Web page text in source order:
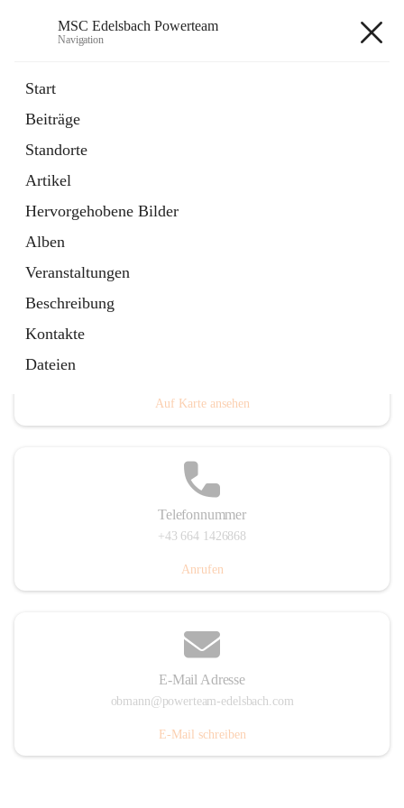
MSC Edelsbach Powerteam
Navigation
Start
Beiträge
Standorte
Artikel
Hervorgehobene Bilder
Alben
Veranstaltungen
Beschreibung
Kontakte
Dateien
Datei
in
Tab
Unsere Modellautobahn LIVE
Artikel
öffnet
in
neuem
Tab
Edelsbach 75a, 8332 Edelsbach bei Feldbach, AUT
Auf Karte ansehen
Telefonnummer
+43 664 1426868
Anrufen
E-Mail Adresse
obmann@powerteam-edelsbach.com
E-Mail schreiben